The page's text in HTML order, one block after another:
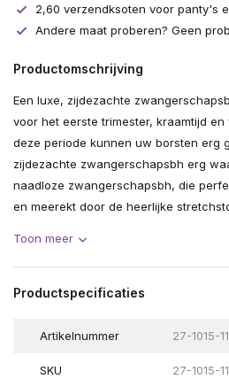
2,60 verzendksoten voor panty's
Andere maat proberen? Geen
Productomschrijving
Een luxe, zijdezachte
voor het eerste trimester, kraamtijd
deze periode kunnen uw borsten erg
zijdezachte zwangerschapsbh erg
naadloze zwangerschapsbh, die
en meerekt door de heerlijke
Toon meer
Productspecificaties
Artikelnummer 27-1015-
SKU 27-1015-